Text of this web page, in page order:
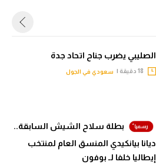
الصليبي يضرب جناح اتحاد جدة
سعودي في الجول
بطلة سلاح الشيش السابقة..
ديانا بيانكيدي المنسق العام لمنتخب
إيطاليا خلفا لـ بوفون